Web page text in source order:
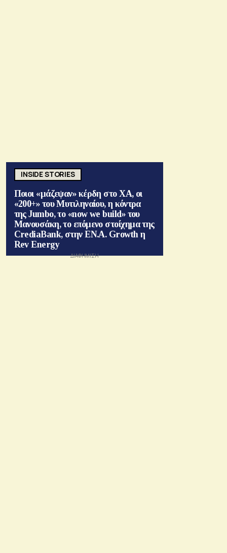
INSIDE STORIES
Ποιοι «μάζεψαν» κέρδη στο ΧΑ, οι
«200+» του Μυτιληναίου, η κόντρα
της Jumbo, το «now we build» του
Μανουσάκη, το επόμενο στοίχημα της
CrediaBank, στην ΕΝ.Α. Growth η
Rev Energy